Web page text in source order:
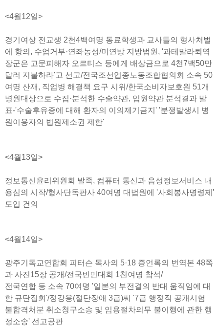
<4월12일>
경기여상 전교생 2천4백여명 동료학생과 교사들의 형사처벌
에 항의, 수업거부·연좌농성/미연방 지방법원, '과테말라퇴역
장군은 고문피해자 오르티스 등에게 배상금으로 4천7백50만
달러 지불하라'고 선고/전국조선업종노동조합협의회 소속 50
여명 산재, 직업병 해결책 요구 시위/한국소비자보호원 51개
병원대상으로 수집·분석한 수술약관, 입원약관 분석결과 발
표-'수술후유증에 대해 환자의 이의제기금지' '분쟁발생시 병
원이용자의 법원제소권 제한'
<4월13일>
정보통신윤리위원회 발족, 컴퓨터 통신과 음성정보서비스 내
용심의 시작/형사단독판사 40여명 대법원에 '사회봉사명령제'
도입 건의
<4월14일>
광주기독교연합회 피터슨 목사의 5·18 증언록의 번역본 48쪽
과 사진15장 공개/전국빈민대회 1천여명 참석/
전국연합 등 소속 70여명 '일본의 부전결의 반대 움직임에 대
한 규탄집회'/정강용(절단장애 3급)씨 '7급 행정직 공개시험
불합격처분 취소청구소송 및 임용절차의무 불이행에 관한 행
정소송' 선고공판